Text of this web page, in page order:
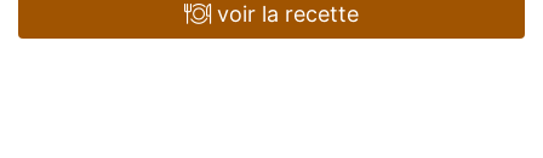
voir la recette